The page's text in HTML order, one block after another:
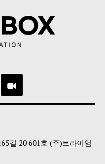
길 20 601호 (주)트라이엄